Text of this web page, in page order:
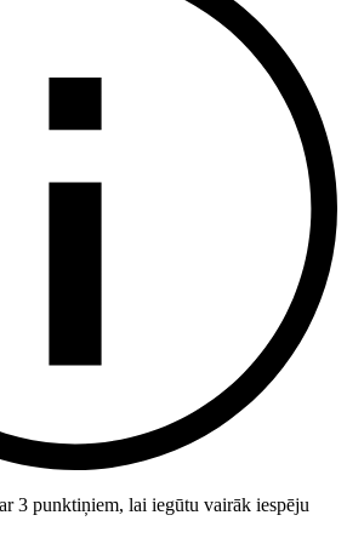
3 punktiņiem, lai iegūtu vairāk iespēju